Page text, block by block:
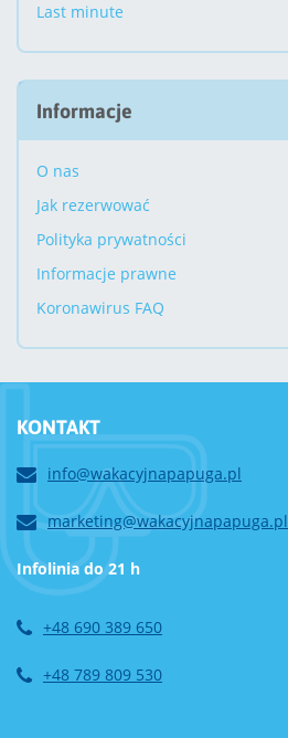
Last minute
Informacje
O nas
Jak rezerwować
Polityka prywatności
Informacje prawne
Koronawirus FAQ
KONTAKT
info@wakacyjnapapuga.pl
marketing@wakacyjnapapuga.pl
Infolinia do 21 h
+48 690 389 650
+48 789 809 530